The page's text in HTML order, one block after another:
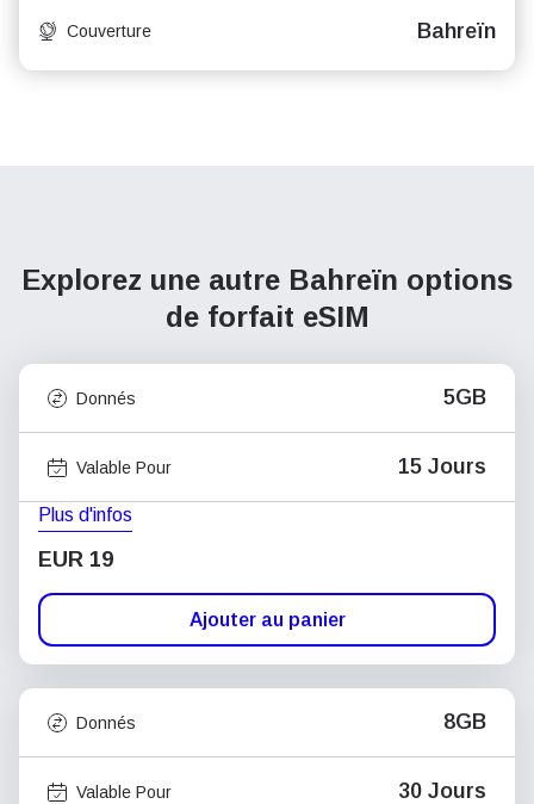
Couverture Bahreïn
Explorez une autre Bahreïn options
de forfait eSIM
Donnés 5GB
Valable Pour 15 Jours
Plus d'infos
EUR 19
Ajouter au panier
Donnés 8GB
Valable Pour 30 Jours